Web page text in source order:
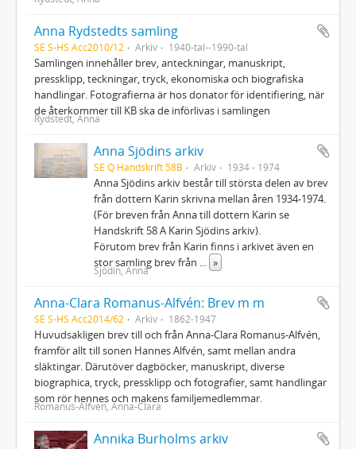
Anna Rydstedts samling
SE S-HS Acc2010/12 Arkiv 1940-tal--1990-tal
Samlingen innehåller brev, anteckningar, manuskript,
pressklipp, teckningar, tryck, ekonomiska och biografiska
handlingar. Fotografierna är hos donator för identifiering, när
de återkommer till KB ska de införlivas i samlingen
Rydstedt, Anna
Anna Sjödins arkiv
SE Q Handskrift 58B Arkiv 1934 - 1974
Anna Sjödins arkiv består till största delen av brev
från dottern Karin skrivna mellan åren 1934-1974.
(För breven från Anna till dottern Karin se
Handskrift 58 A Karin Sjödins arkiv).
Förutom brev från Karin finns i arkivet även en
stor samling brev från
»
Sjödin, Anna
Anna-Clara Romanus-Alfvén: Brev m m
SE S-HS Acc2014/62 Arkiv 1862-1947
Huvudsakligen brev till och från Anna-Clara Romanus-Alfvén,
framför allt till sonen Hannes Alfvén, samt mellan andra
släktingar. Därutöver dagböcker, manuskript, diverse
biographica, tryck, pressklipp och fotografier, samt handlingar
som rör hennes och makens familjemedlemmar.
Romanus-Alfvén, Anna-Clara
Annika Burholms arkiv